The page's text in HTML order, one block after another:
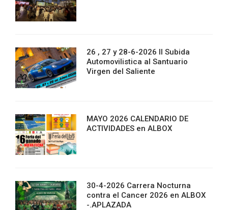
26 , 27 y 28-6-2026 II Subida
Automovilistica al Santuario
Virgen del Saliente
MAYO 2026 CALENDARIO DE
ACTIVIDADES en ALBOX
30-4-2026 Carrera Nocturna
contra el Cancer 2026 en ALBOX
-.APLAZADA